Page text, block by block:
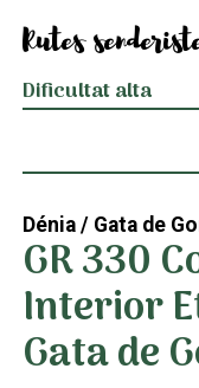
Rutes
Dificultat alta
Dénia / Gata de
GR 330
Interior
Gata de